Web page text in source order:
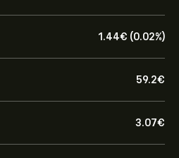
1.44‎€‎ (0.02%)
59.2‎€‎
3.07‎€‎